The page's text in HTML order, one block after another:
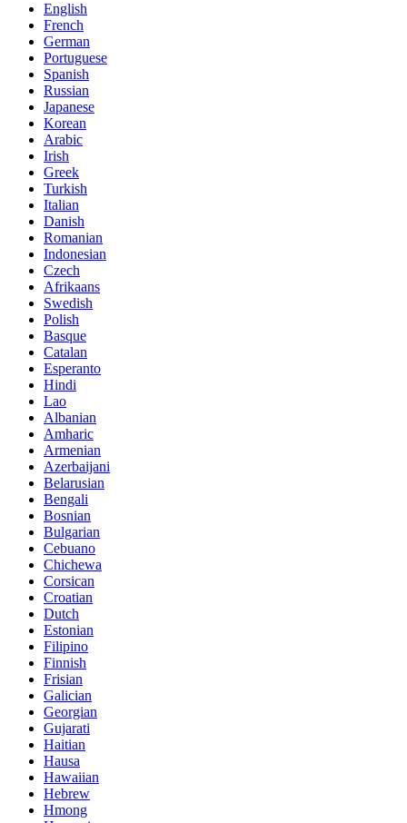
English
French
German
Portuguese
Spanish
Russian
Japanese
Korean
Arabic
Irish
Greek
Turkish
Italian
Danish
Romanian
Indonesian
Czech
Afrikaans
Swedish
Polish
Basque
Catalan
Esperanto
Hindi
Lao
Albanian
Amharic
Armenian
Azerbaijani
Belarusian
Bengali
Bosnian
Bulgarian
Cebuano
Chichewa
Corsican
Croatian
Dutch
Estonian
Filipino
Finnish
Frisian
Galician
Georgian
Gujarati
Haitian
Hausa
Hawaiian
Hebrew
Hmong